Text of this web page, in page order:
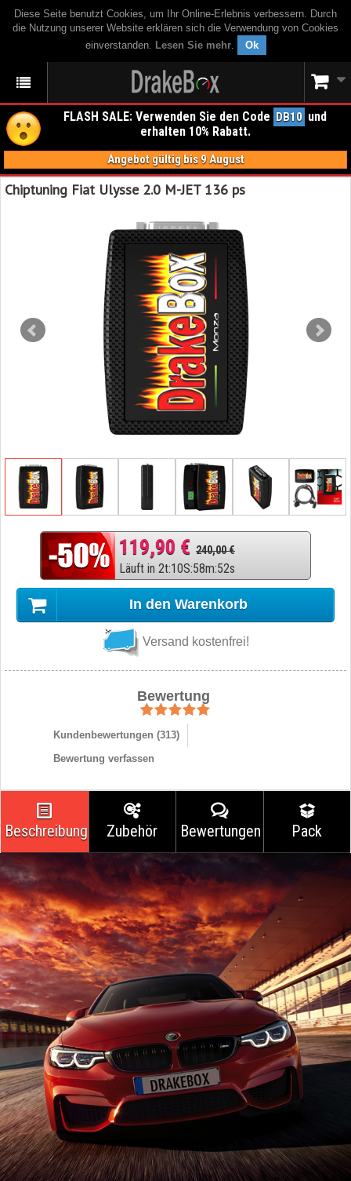
Diese Seite benutzt Cookies, um Ihr Online-Erlebnis verbessern. Durch
die Nutzung unserer Website erklären sich die Verwendung von Cookies
einverstanden. Lesen Sie mehr. Ok
FLASH SALE: Verwenden Sie den Code DB10 und
erhalten 10% Rabatt.
Angebot gültig bis 9 August
Chiptuning Fiat Ulysse 2.0 M-JET 136 ps
119,90 € 240,00 €
Läuft in 2t:10S:58m:51s
In den Warenkorb
Versand kostenfrei!
Bewertung
Kundenbewertungen (313)
Bewertung verfassen
Beschreibung Zubehör Bewertungen Pack